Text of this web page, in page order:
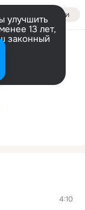
Войти
улучшить
13 лет,
законный
4:10